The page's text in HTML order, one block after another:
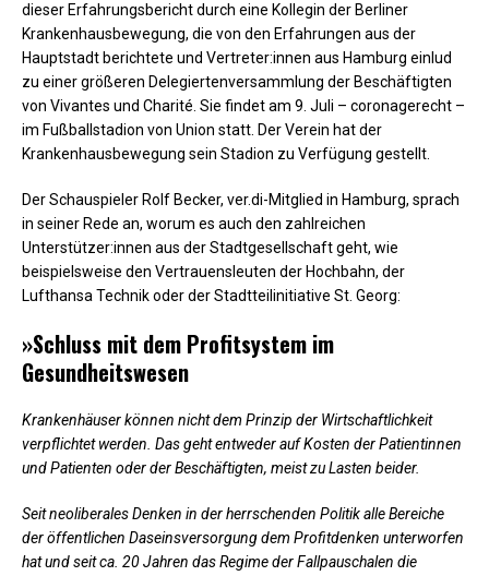
dieser Erfahrungsbericht durch eine Kollegin der Berliner
Krankenhausbewegung, die von den Erfahrungen aus der
Hauptstadt berichtete und Vertreter:innen aus Hamburg einlud
zu einer größeren Delegiertenversammlung der Beschäftigten
von Vivantes und Charité. Sie findet am 9. Juli – coronagerecht –
im Fußballstadion von Union statt. Der Verein hat der
Krankenhausbewegung sein Stadion zu Verfügung gestellt.
Der Schauspieler Rolf Becker, ver.di-Mitglied in Hamburg, sprach
in seiner Rede an, worum es auch den zahlreichen
Unterstützer:innen aus der Stadtgesellschaft geht, wie
beispielsweise den Vertrauensleuten der Hochbahn, der
Lufthansa Technik oder der Stadtteilinitiative St. Georg:
»Schluss mit dem Profitsystem im
Gesundheitswesen
Krankenhäuser können nicht dem Prinzip der Wirtschaftlichkeit
verpflichtet werden. Das geht entweder auf Kosten der Patientinnen
und Patienten oder der Beschäftigten, meist zu Lasten beider.
Seit neoliberales Denken in der herrschenden Politik alle Bereiche
der öffentlichen Daseinsversorgung dem Profitdenken unterworfen
hat und seit ca. 20 Jahren das Regime der Fallpauschalen die